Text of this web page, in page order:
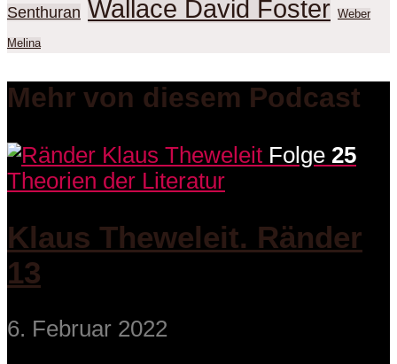
Senthuran Wallace David Foster Weber
Melina
Mehr von diesem Podcast
Folge 25
Theorien der Literatur
Klaus Theweleit. Ränder
13
6. Februar 2022